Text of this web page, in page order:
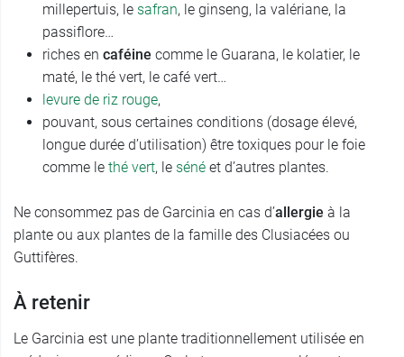
millepertuis, le safran, le ginseng, la valériane, la
passiflore…
riches en caféine comme le Guarana, le kolatier, le
maté, le thé vert, le café vert…
levure de riz rouge,
pouvant, sous certaines conditions (dosage élevé,
longue durée d’utilisation) être toxiques pour le foie
comme le thé vert, le séné et d’autres plantes.
Ne consommez pas de Garcinia en cas d’allergie à la
plante ou aux plantes de la famille des Clusiacées ou
Guttifères.
À retenir
Le Garcinia est une plante traditionnellement utilisée en